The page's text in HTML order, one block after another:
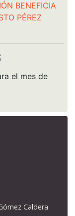
BENEFICIA
PÉREZ
el mes de
Caldera